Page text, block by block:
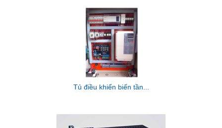
Tủ điều khiển biến tần...